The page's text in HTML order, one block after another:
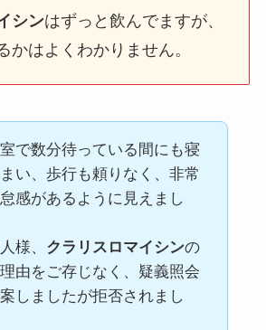
シンはずっと飲んでますが、
かはよくわかりません。
で数分待っている間にも寝
い、歩行も頼りなく、非常
感があるように見えまし
様、 クラリスロマイシンの
由をご存じなく、疑義照会
しましたが拒否されまし